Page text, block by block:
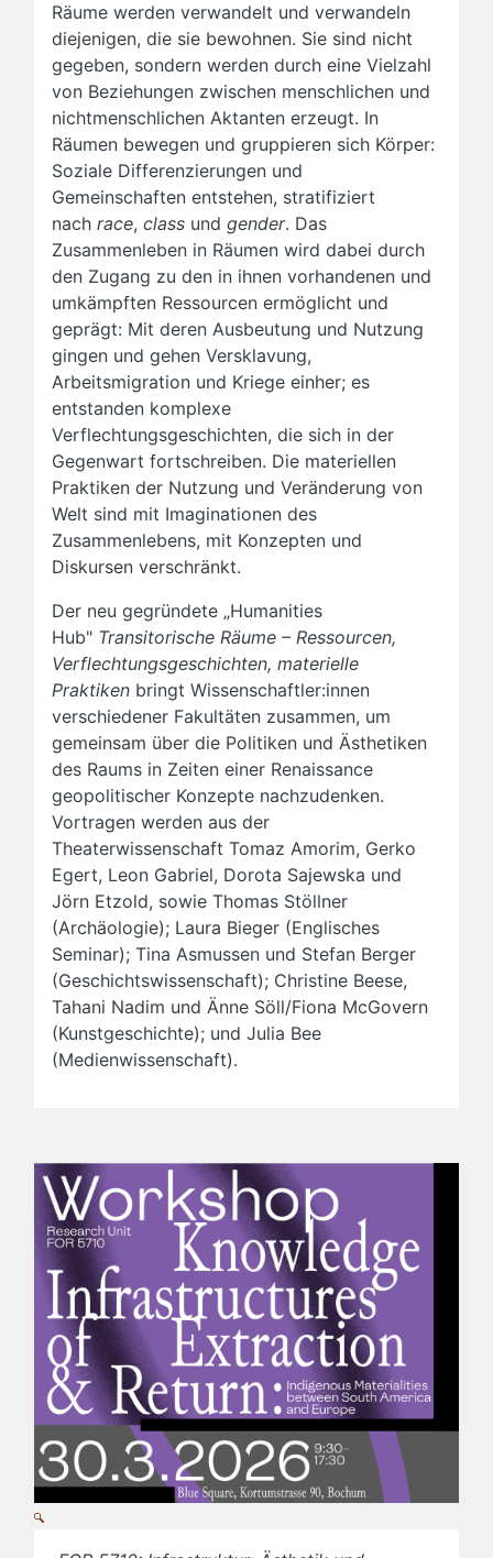
Räume werden verwandelt und verwandeln
diejenigen, die sie bewohnen. Sie sind nicht
gegeben, sondern werden durch eine Vielzahl
von Beziehungen zwischen menschlichen und
nichtmenschlichen Aktanten erzeugt. In
Räumen bewegen und gruppieren sich Körper:
Soziale Differenzierungen und
Gemeinschaften entstehen, stratifiziert
nach race, class und gender. Das
Zusammenleben in Räumen wird dabei durch
den Zugang zu den in ihnen vorhandenen und
umkämpften Ressourcen ermöglicht und
geprägt: Mit deren Ausbeutung und Nutzung
gingen und gehen Versklavung,
Arbeitsmigration und Kriege einher; es
entstanden komplexe
Verflechtungsgeschichten, die sich in der
Gegenwart fortschreiben. Die materiellen
Praktiken der Nutzung und Veränderung von
Welt sind mit Imaginationen des
Zusammenlebens, mit Konzepten und
Diskursen verschränkt.
Der neu gegründete „Humanities
Hub" Transitorische Räume – Ressourcen,
Verflechtungsgeschichten, materielle
Praktiken bringt Wissenschaftler:innen
verschiedener Fakultäten zusammen, um
gemeinsam über die Politiken und Ästhetiken
des Raums in Zeiten einer Renaissance
geopolitischer Konzepte nachzudenken.
Vortragen werden aus der
Theaterwissenschaft Tomaz Amorim, Gerko
Egert, Leon Gabriel, Dorota Sajewska und
Jörn Etzold, sowie Thomas Stöllner
(Archäologie); Laura Bieger (Englisches
Seminar); Tina Asmussen und Stefan Berger
(Geschichtswissenschaft); Christine Beese,
Tahani Nadim und Änne Söll/Fiona McGovern
(Kunstgeschichte); und Julia Bee
(Medienwissenschaft).